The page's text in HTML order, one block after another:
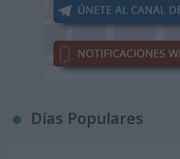
Días Populares